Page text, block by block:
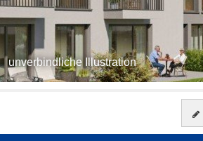
unverbindliche Illustration